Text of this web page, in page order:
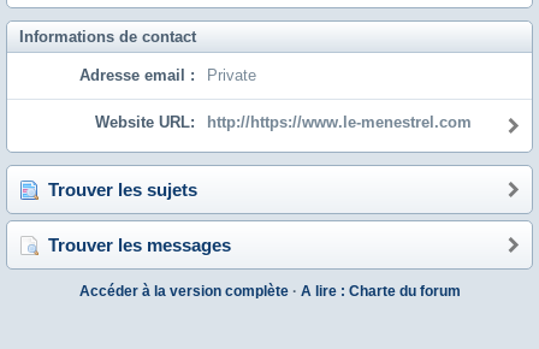
Informations de contact
Adresse email : Private
Website URL: http://https://www.le-menestrel.com
Trouver les sujets
Trouver les messages
Accéder à la version complète· A lire : Charte du forum